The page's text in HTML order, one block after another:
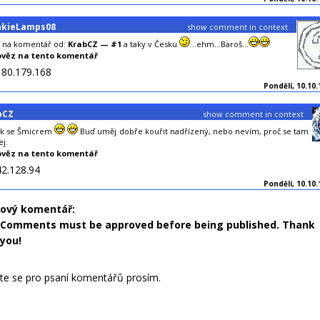
show comment in context
komentář od: KrabCZ — #1 a taky v Česku
...ehm...Baroš...
na tento komentář
Pondělí,
show comment in context
se Šmicrem
Buď uměj dobře kouřit nadřízený, nebo nevím, proč se tam
na tento komentář
Pondělí,
komentář:
Comments must be approved before being published. Thank
you!
se pro psaní komentářů prosím.